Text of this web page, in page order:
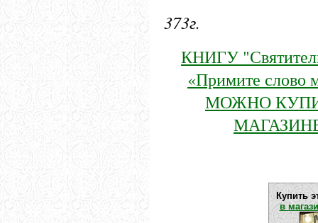
373г.
КНИГУ
«Примите слово
МОЖНО
Купить
в